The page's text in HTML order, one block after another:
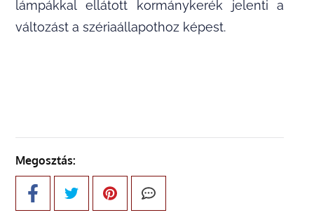
lámpákkal ellátott kormánykerék jelenti a
változást a szériaállapothoz képest.
Megosztás: